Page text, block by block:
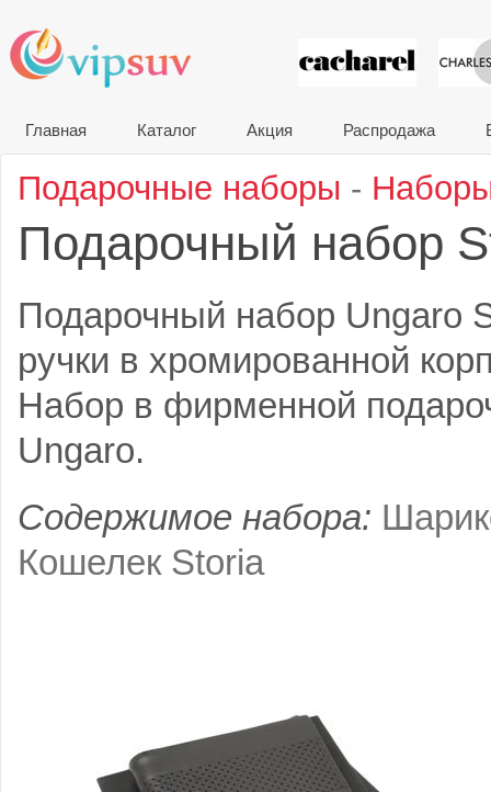
VIP
Главная Каталог Акция Распродажа
Подарочные наборы -
Подарочный набор
Подарочный набор Ungaro
ручки в хромированной
Набор в фирменной
Ungaro.
Содержимое набора:
Кошелек Storia